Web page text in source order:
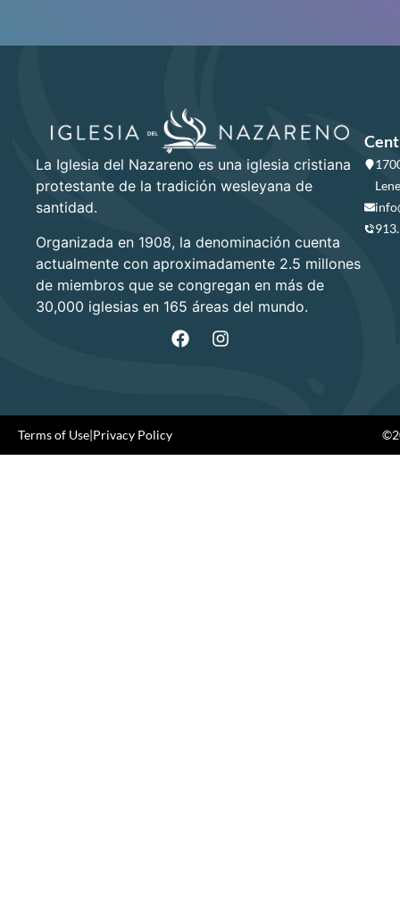
La Iglesia del Nazareno es una iglesia cristiana
protestante de la tradición wesleyana de
santidad.
Organizada en 1908, la denominación cuenta
actualmente con aproximadamente 2.5 millones
de miembros que se congregan en más de
30,000 iglesias en 165 áreas del mundo.
Terms of Use|Privacy Policy